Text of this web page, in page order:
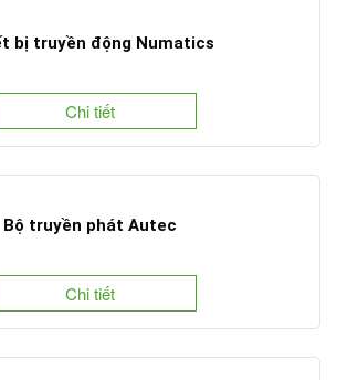
bị truyền động Numatics
Chi tiết
Bộ truyền phát Autec
Chi tiết